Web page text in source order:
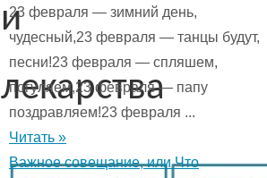
и
лекарства
23 февраля — зимний день,
чудесный,23 февраля — танцы будут,
песни!23 февраля — спляшем,
погуляем,23 февраля — папу
поздравляем!23 февраля ...
Читать »
Важное совещание, или Что